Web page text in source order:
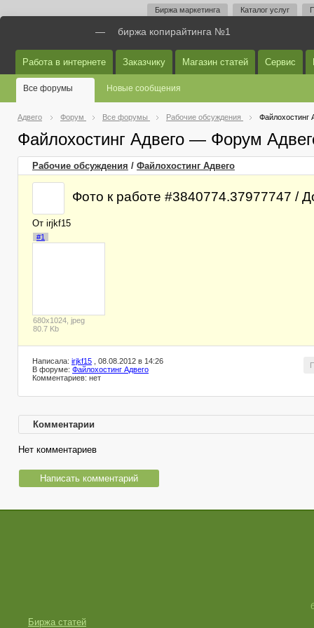
Биржа маркетинга Каталог услуг
— биржа копирайтинга №1
Работа в интернете Заказчику Магазин статей Сервис
Все форумы Новые сообщения
Адвего Форум Все форумы Рабочие обсуждения Файлохостинг
Файлохостинг Адвего — Форум
Рабочие обсуждения / Файлохостинг Адвего
Фото к работе #3840774.37977747 /
От irjkf15
#1
680x1024, jpeg
80.7 Kb
Написала: irjkf15 , 08.08.2012 в 14:26
В форуме: Файлохостинг Адвего
Комментариев: нет
Комментарии
Нет комментариев
Написать комментарий
Биржа статей